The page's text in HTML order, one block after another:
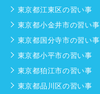
東京都江東区の習い事
東京都小金井市の習い事
東京都国分寺市の習い事
東京都小平市の習い事
東京都狛江市の習い事
東京都品川区の習い事